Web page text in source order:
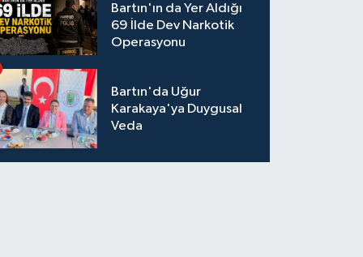
Bartın'ın da Yer Aldığı
69 İlde Dev Narkotik
Operasyonu
Bartın'da Uğur
Karakaya'ya Duygusal
Veda